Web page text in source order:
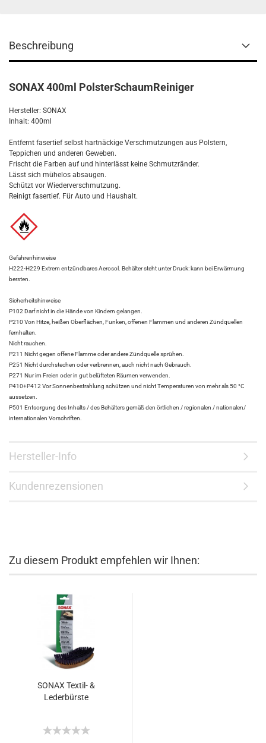
Beschreibung
SONAX 400ml PolsterSchaumReiniger
Hersteller: SONAX
Inhalt: 400ml
Entfernt fasertief selbst hartnäckige Verschmutzungen aus Polstern,
Teppichen und anderen Geweben.
Frischt die Farben auf und hinterlässt keine Schmutzränder.
Lässt sich mühelos absaugen.
Schützt vor Wiederverschmutzung.
Reinigt fasertief. Für Auto und Haushalt.
Gefahrenhinweise
H222-H229 Extrem entzündbares Aerosol. Behälter steht unter Druck: kann bei Erwärmung
bersten.
Sicherheitshinweise
P102 Darf nicht in die Hände von Kindern gelangen.
P210 Von Hitze, heißen Oberflächen, Funken, offenen Flammen und anderen Zündquellen
fernhalten.
Nicht rauchen.
P211 Nicht gegen offene Flamme oder andere Zündquelle sprühen.
P251 Nicht durchstechen oder verbrennen, auch nicht nach Gebrauch.
P271 Nur im Freien oder in gut belüfteten Räumen verwenden.
P410+P412 Vor Sonnenbestrahlung schützen und nicht Temperaturen von mehr als 50 °C
aussetzen.
P501 Entsorgung des Inhalts / des Behälters gemäß den örtlichen / regionalen / nationalen/
internationalen Vorschriften.
Hersteller-Info
Kundenrezensionen
Zu diesem Produkt empfehlen wir Ihnen:
SONAX Textil- &
Lederbürste